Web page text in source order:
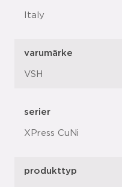
Italy
varumärke
VSH
serier
XPress CuNi
produkttyp